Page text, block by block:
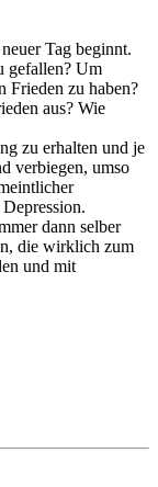
Tag beginnt.
gefallen? Um
Frieden zu haben?
aus? Wie
zu erhalten und je
verbiegen, umso
dann selber
die wirklich zum
und mit